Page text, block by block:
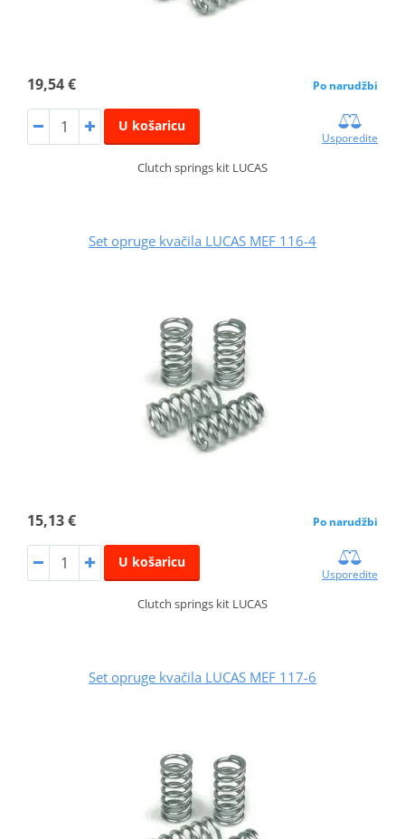
19,54 € Po narudžbi
U košaricu
Usporedite
Clutch springs kit LUCAS
Set opruge kvačila LUCAS MEF 116-4
15,13 € Po narudžbi
U košaricu
Usporedite
Clutch springs kit LUCAS
Set opruge kvačila LUCAS MEF 117-6